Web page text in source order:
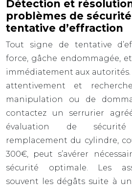
Détection et
problèmes de
tentative d’effraction
Tout signe de tentative
force, gâche endommagée,
immédiatement aux autorités.
attentivement et
manipulation ou de
contactez un serrurier
évaluation de
remplacement du cylindre,
300€, peut s’avérer
sécurité optimale. Les
souvent les dégâts suite à